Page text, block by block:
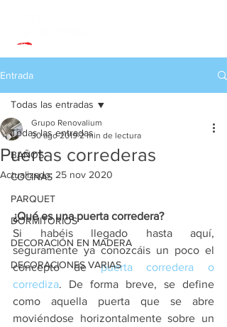
Entrada
Todas las entradas
BAÑOS
COCINAS
PARQUET
DORMITORIOS
DECORACIÓN EN MADERA
DECORACIONES VARIAS
Todas las entradas
Puertas correderas
Grupo Renovalium
30 ago 2019 2 min de lectura
Actualizado: 25 nov 2020
¿Qué es una puerta corredera?
Si habéis llegado hasta aquí,
seguramente ya conozcáis un poco el
concepto de puerta corredera o
corrediza. De forma breve, se define
como aquella puerta que se abre
moviéndose horizontalmente sobre un